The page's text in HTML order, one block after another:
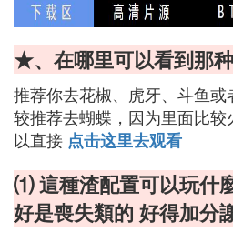
★、在哪里可以看到那
推荐你去花椒、虎牙、斗鱼
较推荐去蝴蝶，因为里面比
以直接 点击这里去观看
⑴ 這種渣配置可以玩什
好是喪失類的 好得加分